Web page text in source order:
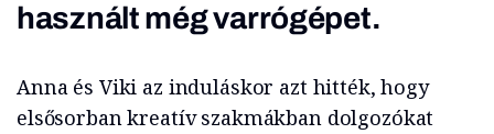
használt még varrógépet.
Anna és Viki az induláskor azt hitték, hogy
elsősorban kreatív szakmákban dolgozókat